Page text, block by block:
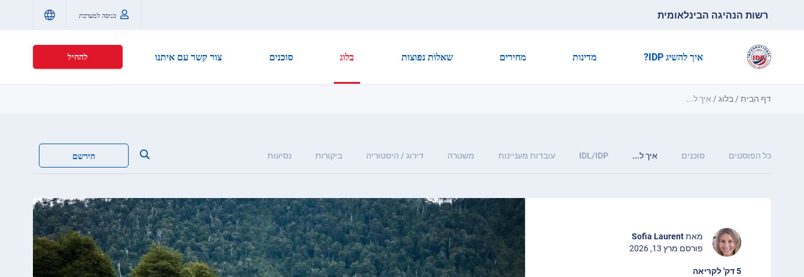
רשות הנהיגה הבינלאומית כניסה למערכת
איך להשיג IDP? מדינות מחירים שאלות נפוצות בלוג סוכנים צור קשר עם איתנו להחיל
דף הבית/ בלוג/ איך ל...
כל הפוסטים סוכנים איך ל... IDL/IDP עובדות מעניינות משטרה דירוג / היסטוריה ביקורות נסיעות הירשם
מאתSofia Laurent
פורסם מרץ 13, 2026
5 דק' לקריאה